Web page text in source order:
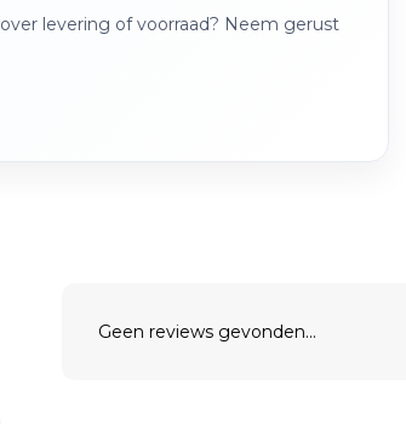
levering of voorraad? Neem gerust
Geen reviews gevonden...